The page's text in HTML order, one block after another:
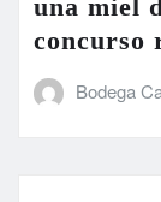
una miel
concurso
Bodega